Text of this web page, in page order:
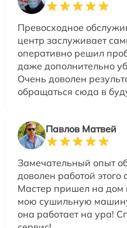
Превосходное
центр заслуживает
оперативно решил
даже дополнительно
Очень доволен
обращаться сюда в
Павлов Матвей
Замечательный опыт
доволен работой этого
Мастер пришел на дом
мою сушильную
она работает на ура!